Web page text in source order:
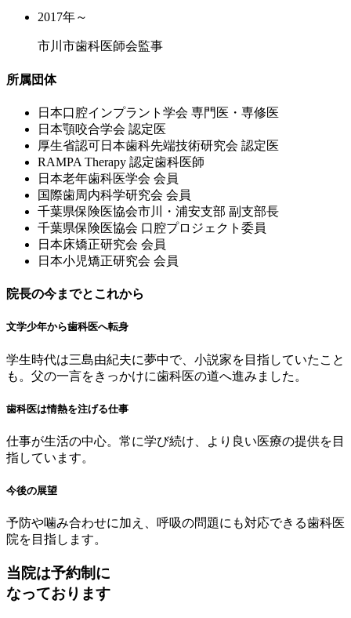
2017年～
市川市歯科医師会監事
所属団体
⽇本⼝腔インプラント学会 専⾨医・専修医
⽇本顎咬合学会 認定医
厚⽣省認可⽇本⻭科先端技術研究会 認定医
RAMPA Therapy 認定⻭科医師
⽇本⽼年⻭科医学会 会員
国際⻭周内科学研究会 会員
千葉県保険医協会市川・浦安⽀部 副⽀部⻑
千葉県保険医協会 ⼝腔プロジェクト委員
⽇本床矯正研究会 会員
⽇本⼩児矯正研究会 会員
院長の今までとこれから
文学少年から歯科医へ転身
学生時代は三島由紀夫に夢中で、小説家を目指していたこと
も。父の一言をきっかけに歯科医の道へ進みました。
歯科医は情熱を注げる仕事
仕事が生活の中心。常に学び続け、より良い医療の提供を目
指しています。
今後の展望
予防や噛み合わせに加え、呼吸の問題にも対応できる歯科医
院を目指します。
当院は予約制に
なっております